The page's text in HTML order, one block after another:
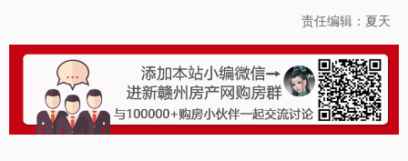
责任编辑：夏天